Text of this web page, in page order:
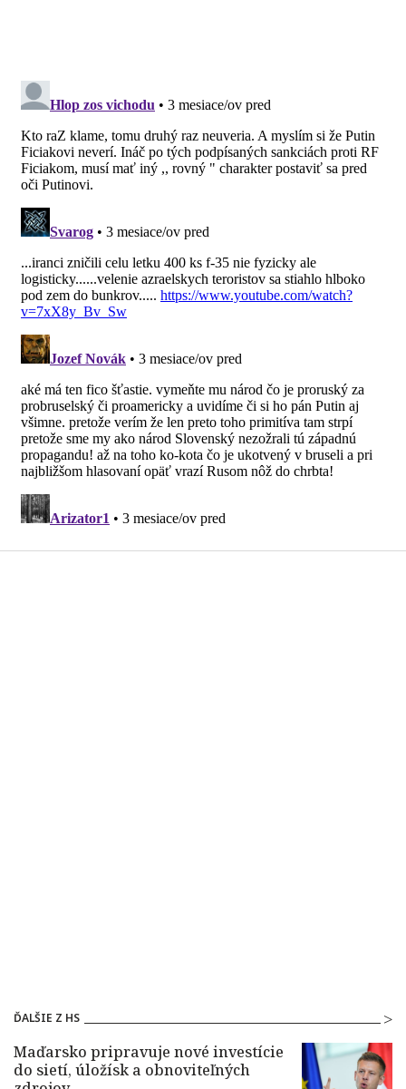
ĎALŠIE Z HS
Maďarsko pripravuje nové investície
do sietí, úložísk a obnoviteľných